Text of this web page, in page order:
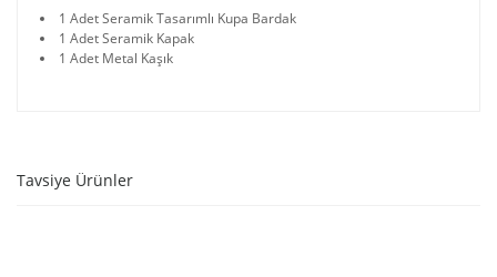
1 Adet Seramik Tasarımlı Kupa Bardak
1 Adet Seramik Kapak
1 Adet Metal Kaşık
Tavsiye Ürünler